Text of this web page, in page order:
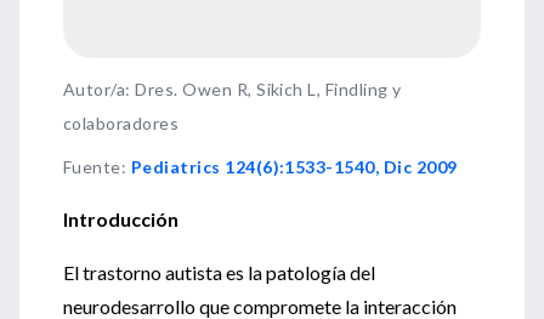
Autor/a: Dres. Owen R, Sikich L, Findling y
colaboradores
Fuente: Pediatrics 124(6):1533-1540, Dic 2009
Introducción
El trastorno autista es la patología del
neurodesarrollo que compromete la interacción